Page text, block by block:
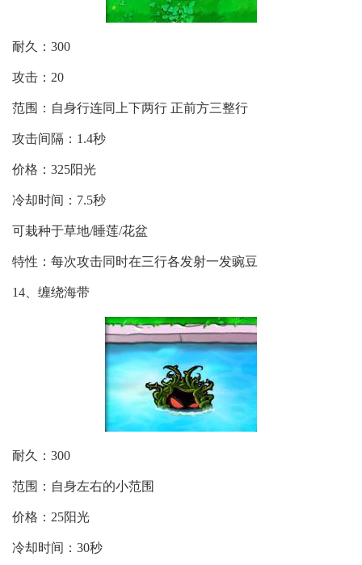
耐久：300
攻击：20
范围：自身行连同上下两行 正前方三整行
攻击间隔：1.4秒
价格：325阳光
冷却时间：7.5秒
可栽种于草地/睡莲/花盆
特性：每次攻击同时在三行各发射一发豌豆
14、缠绕海带
耐久：300
范围：自身左右的小范围
价格：25阳光
冷却时间：30秒